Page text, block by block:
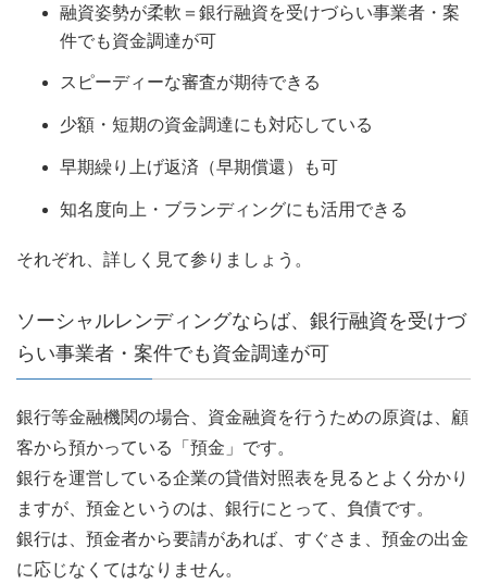
融資姿勢が柔軟＝銀行融資を受けづらい事業者・案
件でも資金調達が可
スピーディーな審査が期待できる
少額・短期の資金調達にも対応している
早期繰り上げ返済（早期償還）も可
知名度向上・ブランディングにも活用できる
それぞれ、詳しく見て参りましょう。
ソーシャルレンディングならば、銀行融資を受けづ
らい事業者・案件でも資金調達が可
銀行等金融機関の場合、資金融資を行うための原資は、顧
客から預かっている「預金」です。
銀行を運営している企業の貸借対照表を見るとよく分かり
ますが、預金というのは、銀行にとって、負債です。
銀行は、預金者から要請があれば、すぐさま、預金の出金
に応じなくてはなりません。